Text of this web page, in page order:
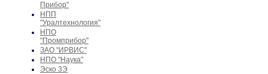
Прибор"
НПП
"Уралтехнология"
НПО
"Промприбор"
ЗАО "ИРВИС"
НПО "Наука"
Эско 3Э